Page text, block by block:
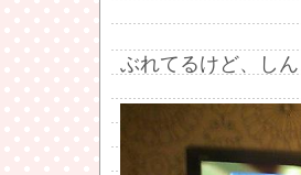
ぶれてるけど、し